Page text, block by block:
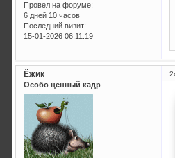
Провел на форуме:
6 дней 10 часов
Последний визит:
15-01-2026 06:11:19
Ёжик
Особо ценный кадр